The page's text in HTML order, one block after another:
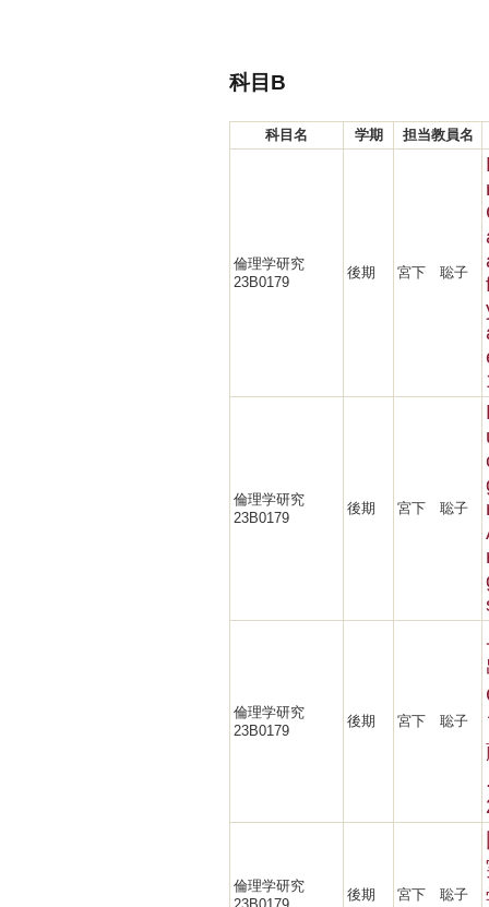
科目B
科目名 学期 担当教員名
倫理学研究
23B0179
後期 宮下 聡子
倫理学研究
23B0179
後期 宮下 聡子
倫理学研究
23B0179
後期 宮下 聡子
倫理学研究
後期 宮下 聡子